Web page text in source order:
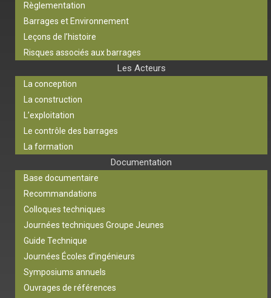
Règlementation
Barrages et Environnement
Leçons de l’histoire
Risques associés aux barrages
Les Acteurs
La conception
La construction
L’exploitation
Le contrôle des barrages
La formation
Documentation
Base documentaire
Recommandations
Colloques techniques
Journées techniques Groupe Jeunes
Guide Technique
Journées Écoles d’ingénieurs
Symposiums annuels
Ouvrages de références